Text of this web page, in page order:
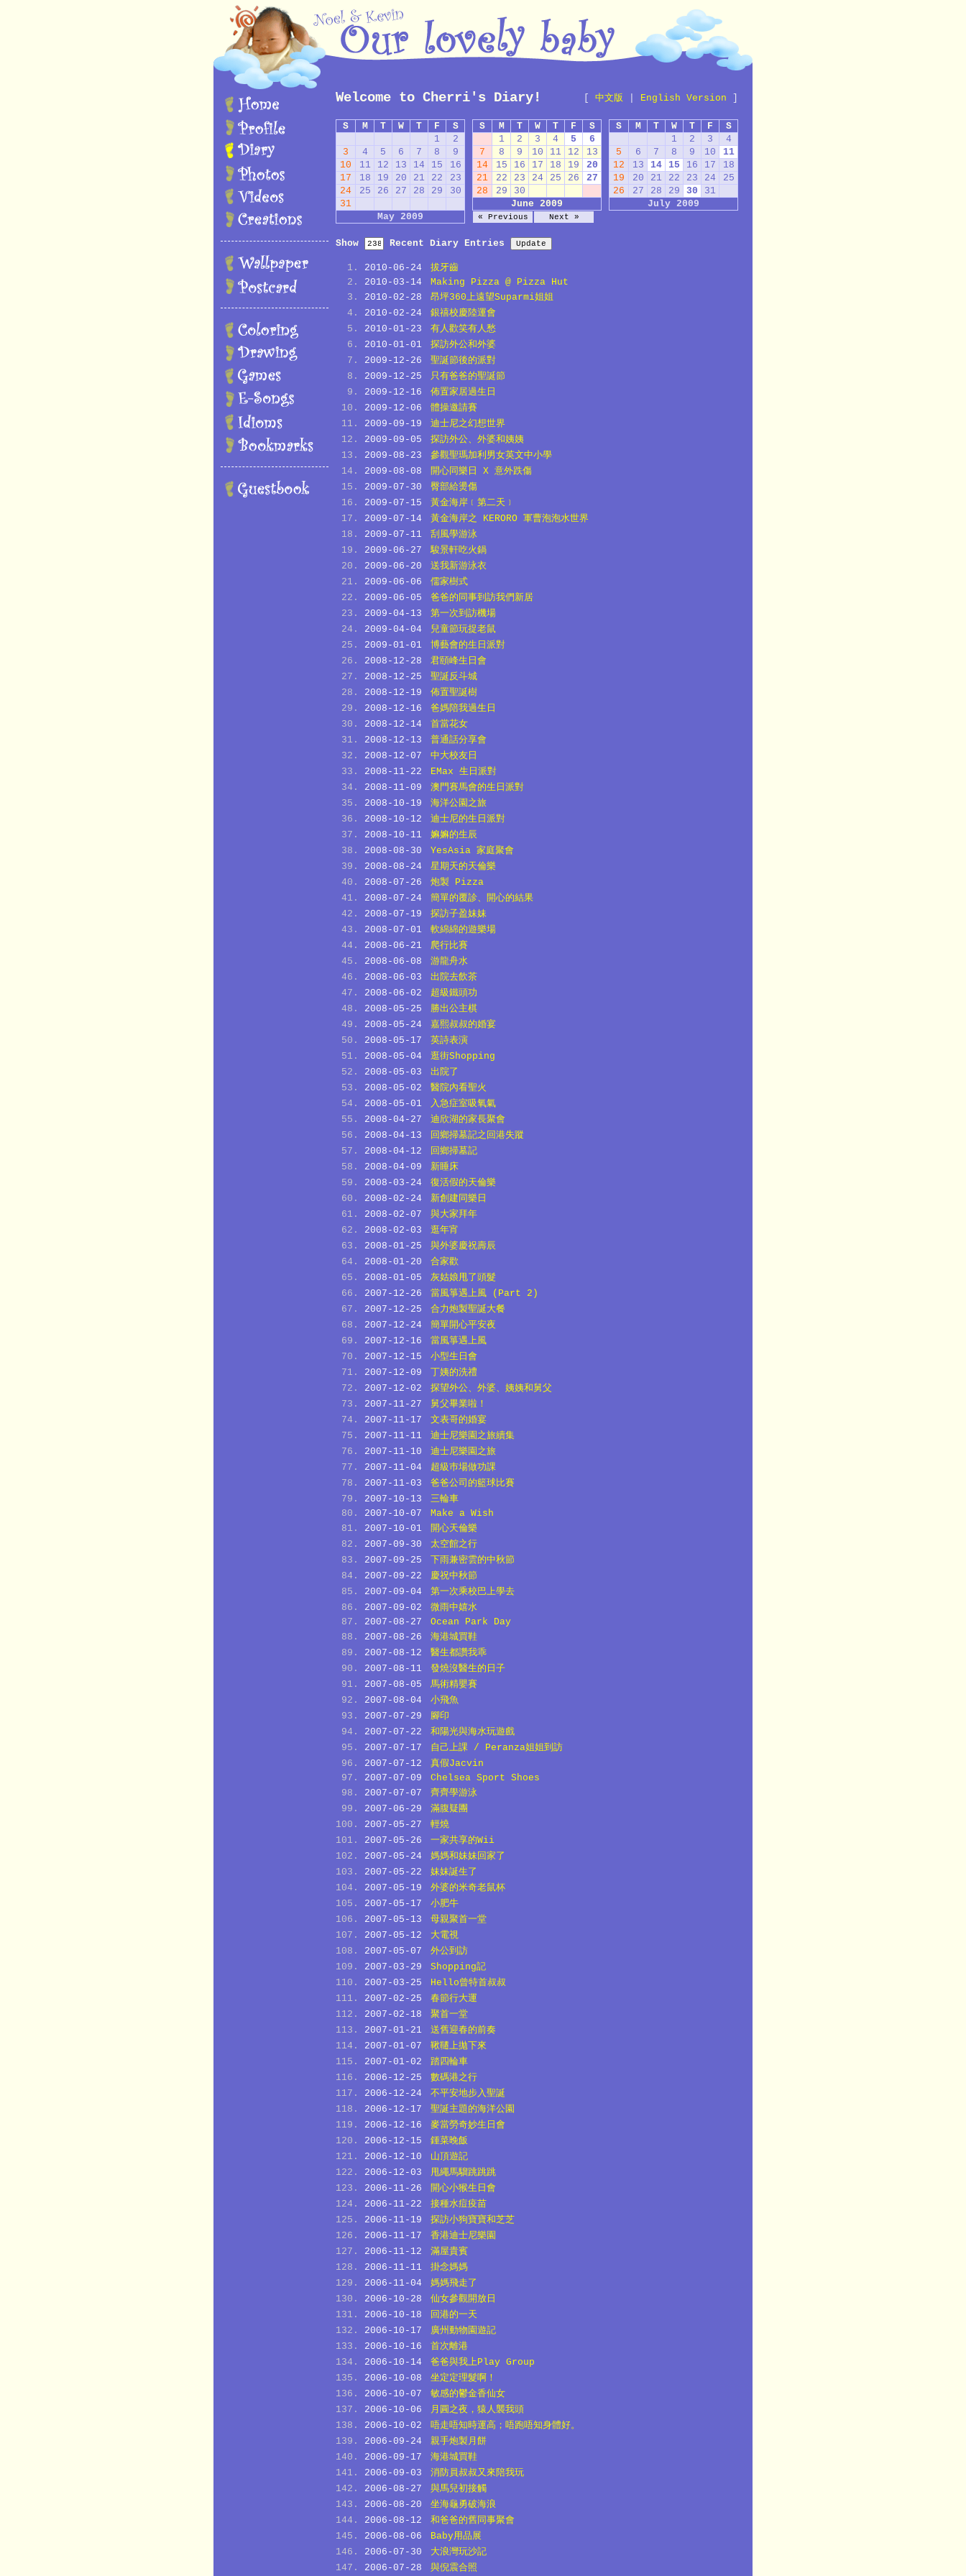
中文版 English Version
Welcome to Cherri's Diary!
S M T W T F
S
1
2
3
4 5 6 7 8
9
10
11 12 13 14 15
16
17
18 19 20 21 22
23
24
25 26 27 28 29
30
31
May 2009
S M T W T F
S
1
2 3
4
5
6 7 8 9 10
11
12
13 14 15 16 17
18
19
20 21 22 23 24
25
26
27 28 29 30
31
July 2009
S M T W T F
S
1
2 3 4 5
6
7
8 9 10 11 12
13
14
15 16 17 18 19
20
21
22 23 24 25 26
27
28
29
30
June 2009
« Previous Next »
Show Recent Diary Entries
2010-06-24
拔牙齒
2010-03-14
Making Pizza @ Pizza Hut
2010-02-28
昂坪360上遠望Suparmi姐姐
2010-02-24
銀禧校慶陸運會
2010-01-23
有人歡笑有人愁
2010-01-01
探訪外公和外婆
2009-12-26
聖誕節後的派對
2009-12-25
只有爸爸的聖誕節
2009-12-16
佈置家居過生日
2009-12-06
體操邀請賽
2009-09-19
迪士尼之幻想世界
2009-09-05
探訪外公、外婆和姨姨
2009-08-23
參觀聖瑪加利男女英文中小學
2009-08-08
開心同樂日 X 意外跌傷
2009-07-30
臀部給燙傷
2009-07-15
黃金海岸﹝第二天﹞
2009-07-14
黃金海岸之 KERORO 軍曹泡泡水世界
2009-07-11
刮風學游泳
2009-06-27
駿景軒吃火鍋
2009-06-20
送我新游泳衣
2009-06-06
儒家樹式
2009-06-05
爸爸的同事到訪我們新居
2009-04-13
第一次到訪機場
2009-04-04
兒童節玩捉老鼠
2009-01-01
博藝會的生日派對
2008-12-28
君頤峰生日會
2008-12-25
聖誕反斗城
2008-12-19
佈置聖誕樹
2008-12-16
爸媽陪我過生日
2008-12-14
首當花女
2008-12-13
普通話分享會
2008-12-07
中大校友日
2008-11-22
EMax 生日派對
2008-11-09
澳門賽馬會的生日派對
2008-10-19
海洋公園之旅
2008-10-12
迪士尼的生日派對
2008-10-11
嫲嫲的生辰
2008-08-30
YesAsia 家庭聚會
2008-08-24
星期天的天倫樂
2008-07-26
炮製 Pizza
2008-07-24
簡單的覆診、開心的結果
2008-07-19
探訪子盈妹妹
2008-07-01
軟綿綿的遊樂場
2008-06-21
爬行比賽
2008-06-08
游龍舟水
2008-06-03
出院去飲茶
2008-06-02
超級鐵頭功
2008-05-25
勝出公主棋
2008-05-24
嘉熙叔叔的婚宴
2008-05-17
英詩表演
2008-05-04
逛街Shopping
2008-05-03
出院了
2008-05-02
醫院內看聖火
2008-05-01
入急症室吸氧氣
2008-04-27
迪欣湖的家長聚會
2008-04-13
回鄉掃墓記之回港失蹤
2008-04-12
回鄉掃墓記
2008-04-09
新睡床
2008-03-24
復活假的天倫樂
2008-02-24
新創建同樂日
2008-02-07
與大家拜年
2008-02-03
逛年宵
2008-01-25
與外婆慶祝壽辰
2008-01-20
合家歡
2008-01-05
灰姑娘甩了頭髮
2007-12-26
當風箏遇上風 (Part 2)
2007-12-25
合力炮製聖誕大餐
2007-12-24
簡單開心平安夜
2007-12-16
當風箏遇上風
2007-12-15
小型生日會
2007-12-09
丁姨的洗禮
2007-12-02
探望外公、外婆、姨姨和舅父
2007-11-27
舅父畢業啦！
2007-11-17
文表哥的婚宴
2007-11-11
迪士尼樂園之旅續集
2007-11-10
迪士尼樂園之旅
2007-11-04
超級巿場做功課
2007-11-03
爸爸公司的籃球比賽
2007-10-13
三輪車
2007-10-07
Make a Wish
2007-10-01
開心天倫樂
2007-09-30
太空館之行
2007-09-25
下雨兼密雲的中秋節
2007-09-22
慶祝中秋節
2007-09-04
第一次乘校巴上學去
2007-09-02
微雨中嬉水
2007-08-27
Ocean Park Day
2007-08-26
海港城買鞋
2007-08-12
醫生都讚我乖
2007-08-11
發燒沒醫生的日子
2007-08-05
馬術精嬰賽
2007-08-04
小飛魚
2007-07-29
腳印
2007-07-22
和陽光與海水玩遊戲
2007-07-17
自己上課 / Peranza姐姐到訪
2007-07-12
真假Jacvin
2007-07-09
Chelsea Sport Shoes
2007-07-07
齊齊學游泳
2007-06-29
滿腹疑團
2007-05-27
輕燒
2007-05-26
一家共享的Wii
2007-05-24
媽媽和妹妹回家了
2007-05-22
妹妹誕生了
2007-05-19
外婆的米奇老鼠杯
2007-05-17
小肥牛
2007-05-13
母親聚首一堂
2007-05-12
大電視
2007-05-07
外公到訪
2007-03-29
Shopping記
2007-03-25
Hello曾特首叔叔
2007-02-25
春節行大運
2007-02-18
聚首一堂
2007-01-21
送舊迎春的前奏
2007-01-07
鞦韆上拋下來
2007-01-02
踏四輪車
2006-12-25
數碼港之行
2006-12-24
不平安地步入聖誕
2006-12-17
聖誕主題的海洋公園
2006-12-16
麥當勞奇妙生日會
2006-12-15
鍾菜晚飯
2006-12-10
山頂遊記
2006-12-03
甩繩馬騮跳跳跳
2006-11-26
開心小猴生日會
2006-11-22
接種水痘疫苗
2006-11-19
探訪小狗寶寶和芝芝
2006-11-17
香港迪士尼樂園
2006-11-12
滿屋貴賓
2006-11-11
掛念媽媽
2006-11-04
媽媽飛走了
2006-10-28
仙女參觀開放日
2006-10-18
回港的一天
2006-10-17
廣州動物園遊記
2006-10-16
首次離港
2006-10-14
爸爸與我上Play Group
2006-10-08
坐定定理髮啊！
2006-10-07
敏感的鬱金香仙女
2006-10-06
月圓之夜，猿人襲我頭
2006-10-02
唔走唔知時運高；唔跑唔知身體好。
2006-09-24
親手炮製月餅
2006-09-17
海港城買鞋
2006-09-03
消防員叔叔又來陪我玩
2006-08-27
與馬兒初接觸
2006-08-20
坐海龜勇破海浪
2006-08-12
和爸爸的舊同事聚會
2006-08-06
Baby用品展
2006-07-30
大浪灣玩沙記
2006-07-28
與倪震合照